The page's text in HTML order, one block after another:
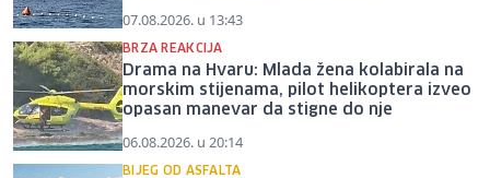
07.08.2026. u 13:43
BRZA REAKCIJA
Drama na Hvaru: Mlada žena kolabirala na
morskim stijenama, pilot helikoptera izveo
opasan manevar da stigne do nje
06.08.2026. u 20:14
BIJEG OD ASFALTA